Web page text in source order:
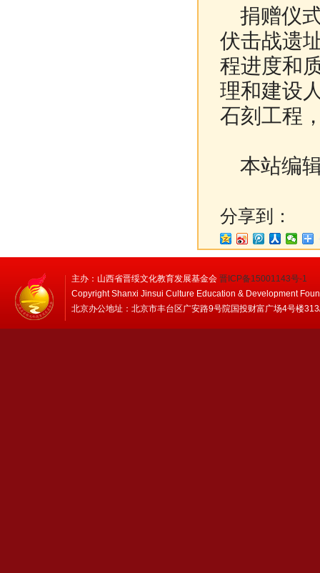
捐赠仪
伏击战遗
程进度和
理和建设
石刻工程
本站编
分享到：
主办：山西省晋绥文化教育发展基金会 晋ICP备15001143号-1
Copyright Shanxi Jinsui Culture Education & Development
北京办公地址：北京市丰台区广安路9号院国投财富广场4号楼